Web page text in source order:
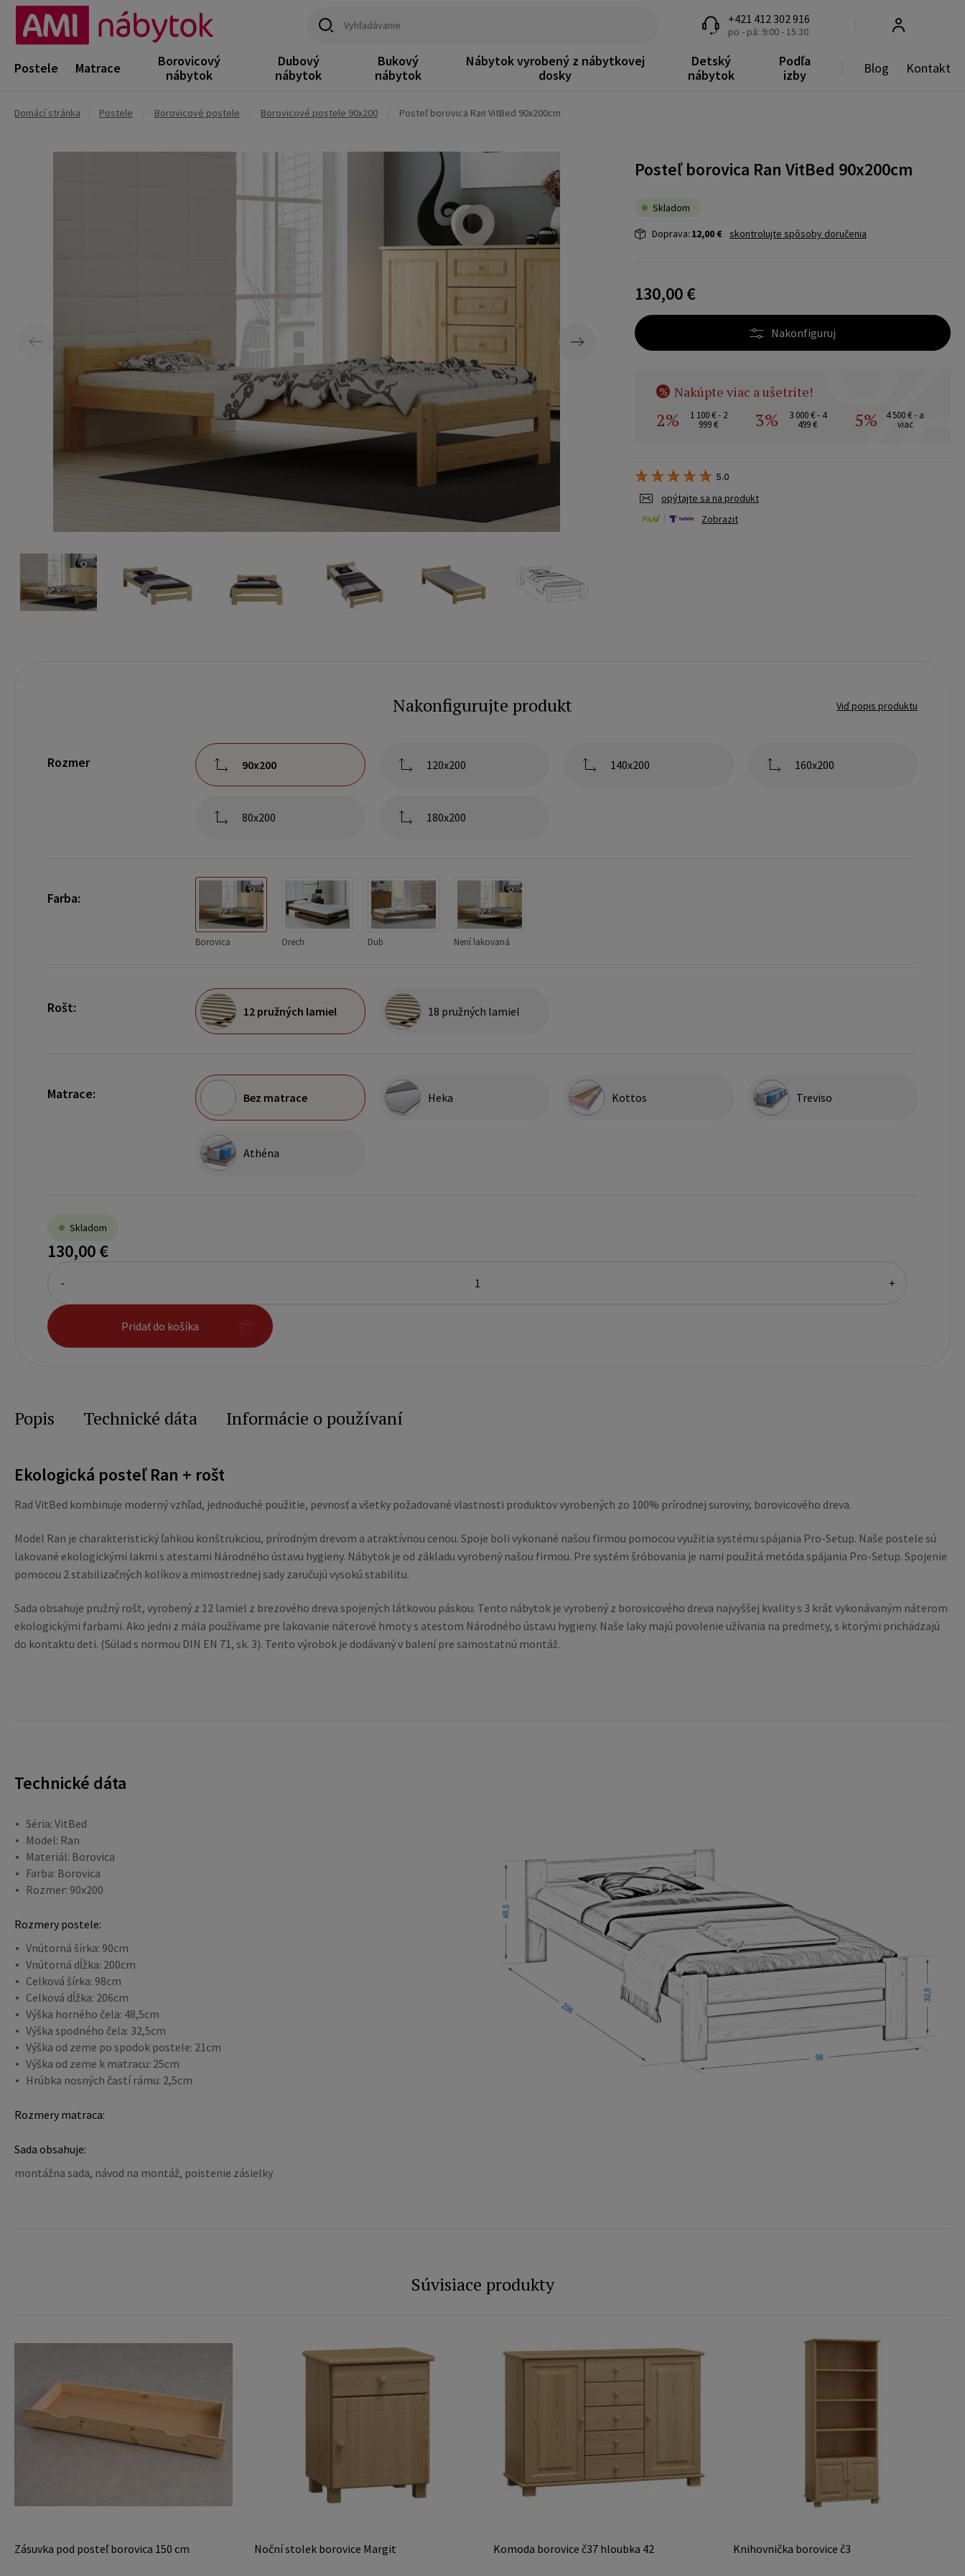
+421 412 302 916
po - pá: 9:00 - 15:30
Postele Matrace
Borovicový
nábytok
Dubový
nábytok
Bukový
nábytok
Nábytok vyrobený z nábytkovej
dosky
Detský
nábytok
Podľa
izby
Blog Kontakt
Domácí stránka Postele Borovicové postele Borovicové postele 90x200 Posteľ borovica Ran VitBed 90x200cm
Posteľ borovica Ran VitBed 90x200cm
Skladom
Doprava: 12,00 € skontrolujte spôsoby doručenia
130,00 €
Nakonfiguruj
% Nakúpte viac a ušetrite!
2% 1 100 € - 2
999 € 3% 3 000 € - 4
499 € 5% 4 500 € - a
viac
5.0
opýtajte sa na produkt
Zobrazit
Nakonfigurujte produkt Viď popis produktu
Rozmer 90x200 120x200 140x200 160x200
80x200 180x200
Farba:
Borovica Orech Dub Není lakovaná
Rošt: 12 pružných lamiel 18 pružných lamiel
Matrace: Bez matrace Heka Kottos Treviso
Athéna
Skladom
130,00 €
- +
Pridať do košíka
Popis Technické dáta Informácie o používaní
Ekologická posteľ Ran + rošt
Rad VitBed kombinuje moderný vzhľad, jednoduché použitie, pevnosť a všetky požadované vlastnosti produktov vyrobených zo 100% prírodnej suroviny, borovicového dreva.
Model Ran je charakteristický ľahkou konštrukciou, prírodným drevom a atraktívnou cenou. Spoje boli vykonané našou firmou pomocou využitia systému spájania Pro-Setup. Naše postele sú
lakované ekologickými lakmi s atestami Národného ústavu hygieny. Nábytok je od základu vyrobený našou firmou. Pre systém šróbovania je nami použitá metóda spájania Pro-Setup. Spojenie
pomocou 2 stabilizačných kolíkov a mimostrednej sady zaručujú vysokú stabilitu.
Sada obsahuje pružný rošt, vyrobený z 12 lamiel z brezového dreva spojených látkovou páskou. Tento nábytok je vyrobený z borovicového dreva najvyššej kvality s 3 krát vykonávaným náterom
ekologickými farbami. Ako jedni z mála používame pre lakovanie náterové hmoty s atestom Národného ústavu hygieny. Naše laky majú povolenie užívania na predmety, s ktorými prichádzajú
do kontaktu deti. (Súlad s normou DIN EN 71, sk. 3). Tento výrobok je dodávaný v balení pre samostatnú montáž.
Technické dáta
Séria: VitBed
Model: Ran
Materiál: Borovica
Farba: Borovica
Rozmer: 90x200
Rozmery postele:
Vnútorná šírka: 90cm
Vnútorná dĺžka: 200cm
Celková šírka: 98cm
Celková dĺžka: 206cm
Výška horného čela: 48,5cm
Výška spodného čela: 32,5cm
Výška od zeme po spodok postele: 21cm
Výška od zeme k matracu: 25cm
Hrúbka nosných častí rámu: 2,5cm
Rozmery matraca:
Sada obsahuje:
montážna sada, návod na montáž, poistenie zásielky
Súvisiace produkty
Zásuvka pod posteľ borovica 150 cm Noční stolek borovice Margit Komoda borovice č37 hloubka 42 Knihovnička borovice č3